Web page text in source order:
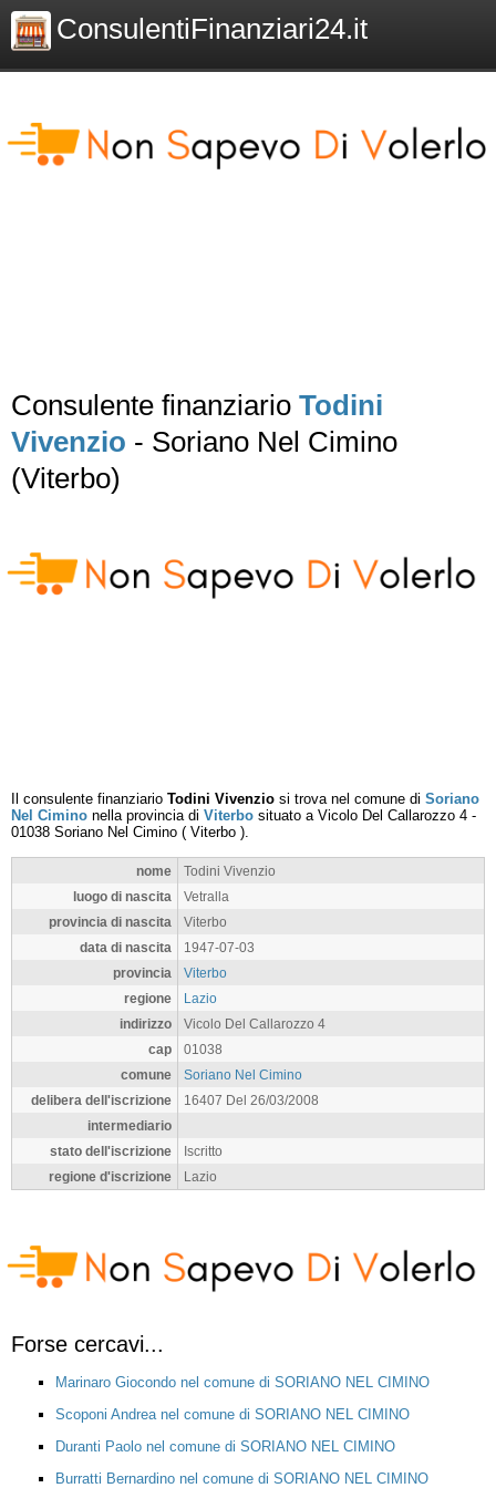
ConsulentiFinanziari24.it
Consulente finanziario Todini
Vivenzio - Soriano Nel Cimino
(Viterbo)
Il consulente finanziario Todini Vivenzio si trova nel comune di Soriano
Nel Cimino nella provincia di Viterbo situato a Vicolo Del Callarozzo 4 -
01038 Soriano Nel Cimino ( Viterbo ).
nome
Todini Vivenzio
luogo di nascita
Vetralla
provincia di nascita
Viterbo
data di nascita
1947-07-03
provincia
Viterbo
regione
Lazio
indirizzo
Vicolo Del Callarozzo 4
cap
01038
comune
Soriano Nel Cimino
delibera dell'iscrizione
16407 Del 26/03/2008
intermediario
stato dell'iscrizione
Iscritto
regione d'iscrizione
Lazio
Forse cercavi...
Marinaro Giocondo nel comune di SORIANO NEL CIMINO
Scoponi Andrea nel comune di SORIANO NEL CIMINO
Duranti Paolo nel comune di SORIANO NEL CIMINO
Burratti Bernardino nel comune di SORIANO NEL CIMINO